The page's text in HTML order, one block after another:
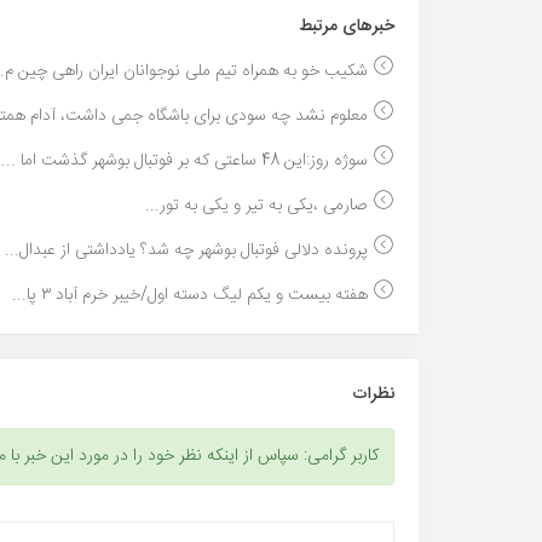
خبر‌های مرتبط
شکیب خو به همراه تیم ملی نوجوانان ایران راهی چین
معلوم نشد چه سودی برای باشگاه جمی داشت، آدام
سوژه روز:این 48 ساعتی که بر فوتبال بوشهر گذشت اما ...
صارمی ،یکی به تیر و یکی به تور...
پرونده دلالی فوتبال بوشهر چه شد؟ یادداشتی از عبدال...
هفته بیست و یکم لیگ دسته اول/خیبر خرم آباد ۳ پا...
نظرات
کاربر گرامی: سپاس از اینکه نظر خود را در مورد این خبر